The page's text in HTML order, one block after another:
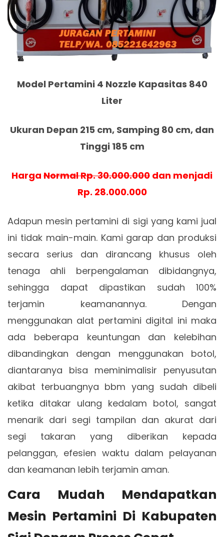
Model Pertamini 4 Nozzle Kapasitas 840
Liter
Ukuran Depan 215 cm, Samping 80 cm, dan
Tinggi 185 cm
Harga Normal Rp. 30.000.000 dan menjadi
Rp. 28.000.000
Adapun mesin pertamini di sigi yang kami jual
ini tidak main-main. Kami garap dan produksi
secara serius dan dirancang khusus oleh
tenaga ahli berpengalaman dibidangnya,
sehingga dapat dipastikan sudah 100%
terjamin keamanannya. Dengan
menggunakan alat pertamini digital ini maka
ada beberapa keuntungan dan kelebihan
dibandingkan dengan menggunakan botol,
diantaranya bisa meminimalisir penyusutan
akibat terbuangnya bbm yang sudah dibeli
ketika ditakar ulang kedalam botol, sangat
menarik dari segi tampilan dan akurat dari
segi takaran yang diberikan kepada
pelanggan, efesien waktu dalam pelayanan
dan keamanan lebih terjamin aman.
Cara Mudah Mendapatkan
Mesin Pertamini Di Kabupaten